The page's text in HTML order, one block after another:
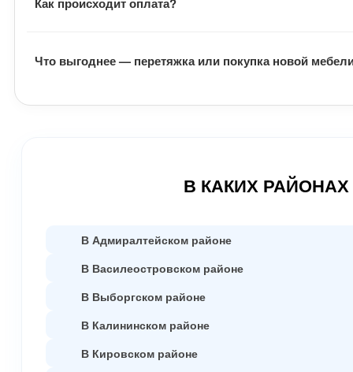
После подписания документов, заказчик вносит
Что выгоднее — перетяжка или покупка новой
В КАКИХ
В Адмиралтейском районе
В Василеостровском районе
В Выборгском районе
В Калининском районе
В Кировском районе